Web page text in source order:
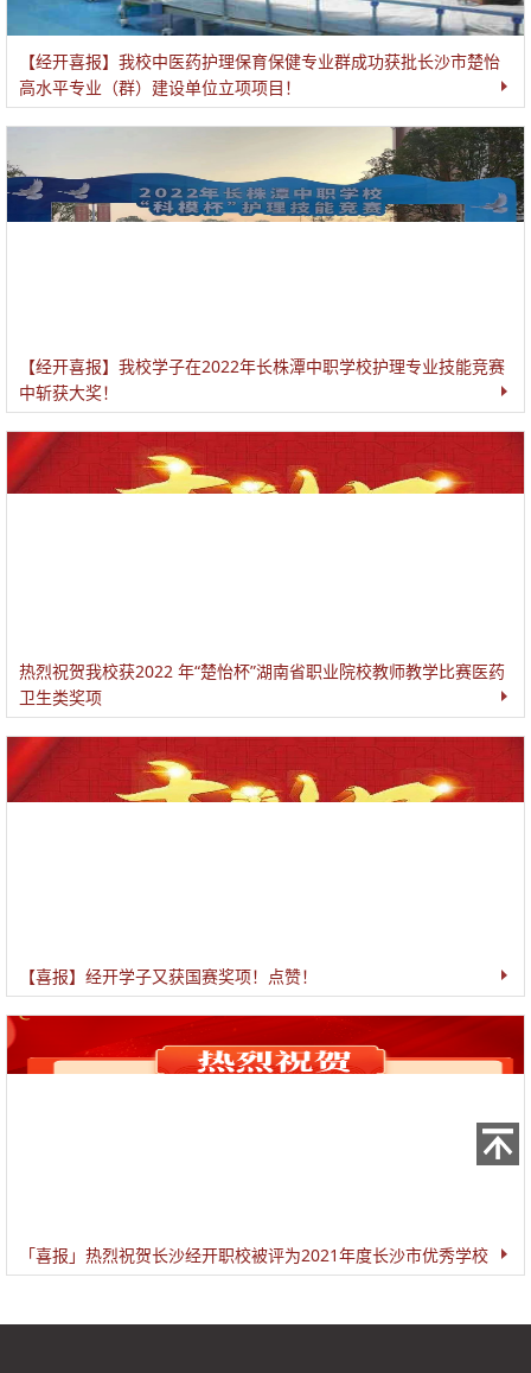
【经开喜报】我校中医药护理保育保健专业群成功获批长沙市楚怡
高水平专业（群）建设单位立项项目！
【经开喜报】我校学子在2022年长株潭中职学校护理专业技能竞赛
中斩获大奖！
热烈祝贺我校获2022 年“楚怡杯”湖南省职业院校教师教学比赛医药
卫生类奖项
【喜报】经开学子又获国赛奖项！点赞！
「喜报」热烈祝贺长沙经开职校被评为2021年度长沙市优秀学校